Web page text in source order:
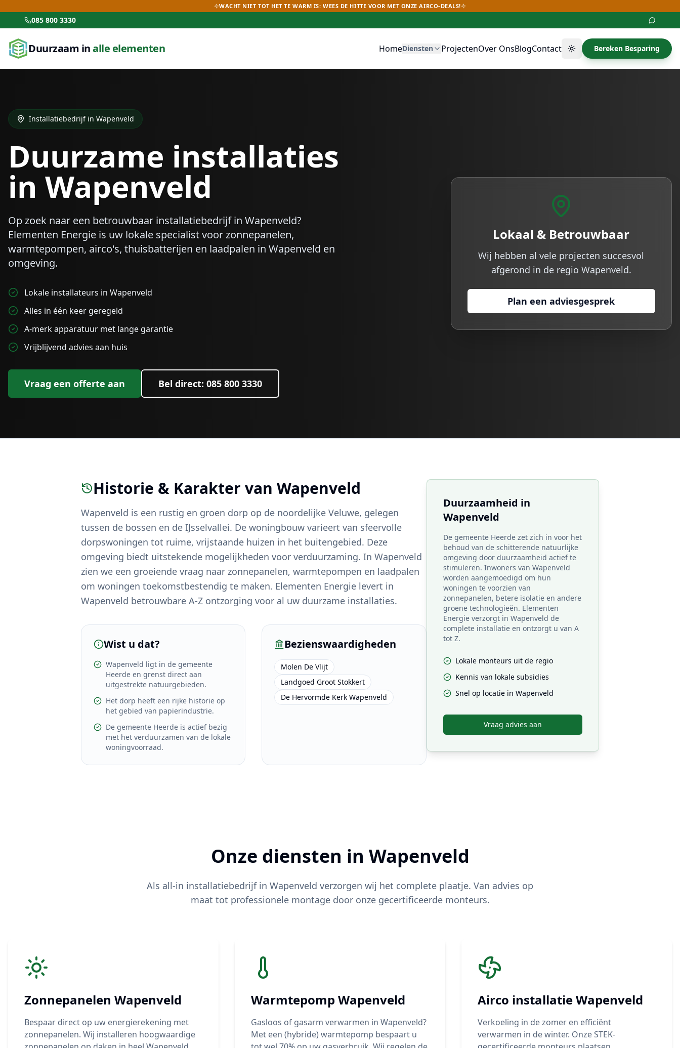
WACHT NIET TOT HET TE WARM IS: WEES DE HITTE VOOR MET ONZE AIRCO-DEALS!
085 800 3330
Duurzaam inalle elementen HomeDiensten ProjectenOver OnsBlogContact Thema wisselen
Bereken Besparing
Installatiebedrijf in Wapenveld
Duurzame installaties
in Wapenveld
Op zoek naar een betrouwbaar installatiebedrijf in Wapenveld?
Elementen Energie is uw lokale specialist voor zonnepanelen,
warmtepompen, airco's, thuisbatterijen en laadpalen in Wapenveld en
omgeving.
Lokale installateurs in Wapenveld
Alles in één keer geregeld
A-merk apparatuur met lange garantie
Vrijblijvend advies aan huis
Vraag een offerte aan Bel direct: 085 800 3330
Lokaal & Betrouwbaar
Wij hebben al vele projecten succesvol
afgerond in de regio Wapenveld.
Plan een adviesgesprek
Historie & Karakter van Wapenveld
Wapenveld is een rustig en groen dorp op de noordelijke Veluwe, gelegen
tussen de bossen en de IJsselvallei. De woningbouw varieert van sfeervolle
dorpswoningen tot ruime, vrijstaande huizen in het buitengebied. Deze
omgeving biedt uitstekende mogelijkheden voor verduurzaming. In Wapenveld
zien we een groeiende vraag naar zonnepanelen, warmtepompen en laadpalen
om woningen toekomstbestendig te maken. Elementen Energie levert in
Wapenveld betrouwbare A-Z ontzorging voor al uw duurzame installaties.
Wist u dat?
Wapenveld ligt in de gemeente
Heerde en grenst direct aan
uitgestrekte natuurgebieden.
Het dorp heeft een rijke historie op
het gebied van papierindustrie.
De gemeente Heerde is actief bezig
met het verduurzamen van de lokale
woningvoorraad.
Bezienswaardigheden
Molen De Vlijt
Landgoed Groot Stokkert
De Hervormde Kerk Wapenveld
Duurzaamheid in
Wapenveld
De gemeente Heerde zet zich in voor het
behoud van de schitterende natuurlijke
omgeving door duurzaamheid actief te
stimuleren. Inwoners van Wapenveld
worden aangemoedigd om hun
woningen te voorzien van
zonnepanelen, betere isolatie en andere
groene technologieën. Elementen
Energie verzorgt in Wapenveld de
complete installatie en ontzorgt u van A
tot Z.
Lokale monteurs uit de regio
Kennis van lokale subsidies
Snel op locatie in Wapenveld
Vraag advies aan
Onze diensten in Wapenveld
Als all-in installatiebedrijf in Wapenveld verzorgen wij het complete plaatje. Van advies op
maat tot professionele montage door onze gecertificeerde monteurs.
Zonnepanelen Wapenveld
Bespaar direct op uw energierekening met
zonnepanelen. Wij installeren hoogwaardige
WarmtepompWapenveld
Gasloos of gasarm verwarmen in Wapenveld?
Met een (hybride) warmtepomp bespaart u
Airco installatieWapenveld
Verkoeling in de zomer en efficiënt
verwarmen in de winter. Onze STEK-